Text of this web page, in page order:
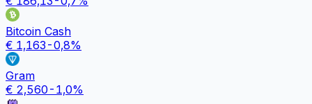
Bitcoin Cash
€ 1,163 -0,8%
Gram
€ 2,560 -1,0%